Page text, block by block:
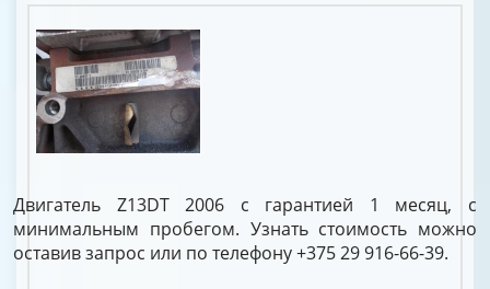
Двигатель Z13DT 2006 с гарантией 1 месяц, с
минимальным пробегом. Узнать стоимость можно
оставив запрос или по телефону +375 29 916-66-39.